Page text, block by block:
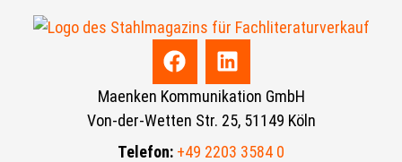
Maenken Kommunikation GmbH
Von-der-Wetten Str. 25, 51149 Köln
Telefon: +49 2203 3584 0